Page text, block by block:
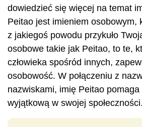
dowiedzieć się więcej na temat
Peitao jest imieniem osobowym,
z jakiegoś powodu przykuło
osobowe takie jak Peitao, to te,
człowieka spośród innych,
osobowość. W połączeniu z
nazwiskami, imię Peitao
wyjątkową w swojej społeczności.